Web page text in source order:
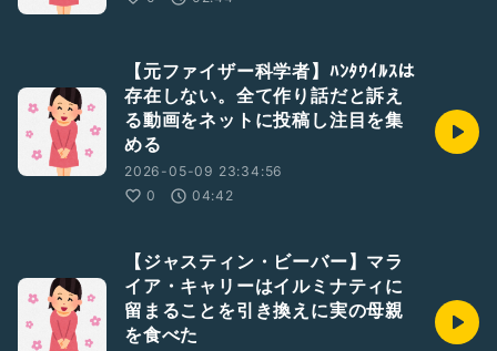
【元ファイザー科学者】ﾊﾝﾀｳｲﾙｽは
存在しない。全て作り話だと訴え
る動画をネットに投稿し注目を集
める
2026-05-09 23:34:56
0
04:42
【ジャスティン・ビーバー】マラ
イア・キャリーはイルミナティに
留まることを引き換えに実の母親
を食べた